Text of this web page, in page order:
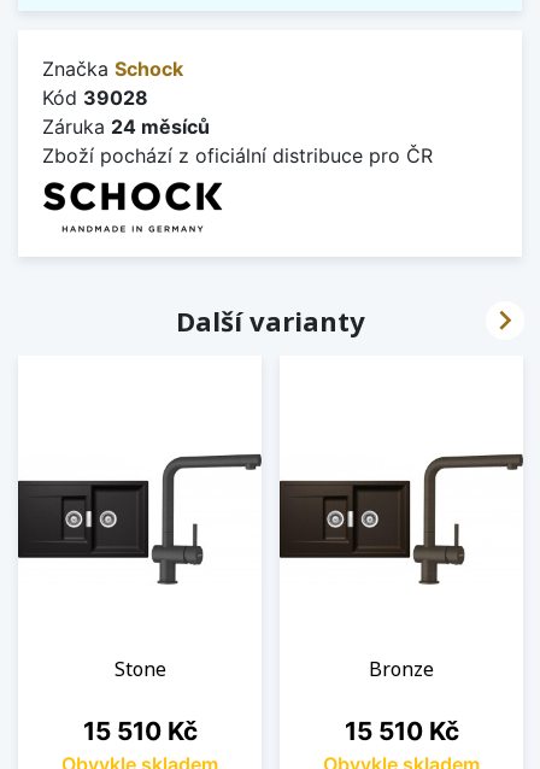
Značka Schock
Kód 39028
Záruka 24 měsíců
Zboží pochází z oficiální distribuce pro ČR
Další varianty
Stone
Cena
15 510 Kč
Obvykle skladem
Bronze
Cena
15 510 Kč
Obvykle skladem
